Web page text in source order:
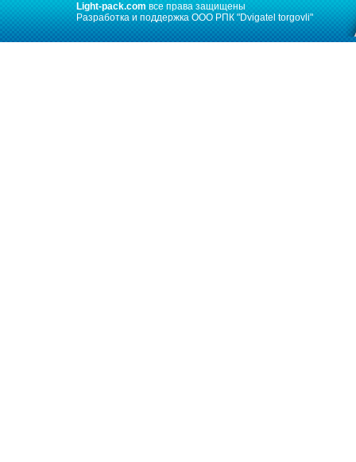
Light-pack.com все права защищены
Разработка и поддержка ООО РПК"Dvigatel torgovli"